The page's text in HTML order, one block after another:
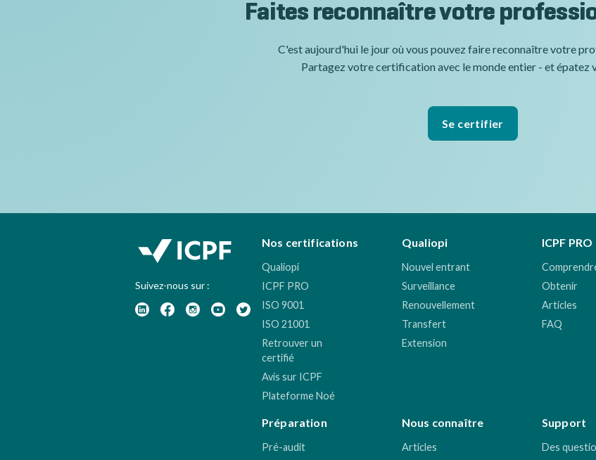
Faites reconnaître votre
C'est aujourd'hui le jour où vous pouvez faire reconnaître votre
Partagez votre certification avec le monde entier - et épatez
Se certifier
Suivez-nous sur :
Nos certifications
Qualiopi
ICPF PRO
ISO 9001
ISO 21001
Retrouver un
certifié
Avis sur ICPF
Plateforme Noé
Qualiopi
Nouvel entrant
Surveillance
Renouvellement
Transfert
Extension
ICPF PRO
Obtenir
Articles
FAQ
Préparation
Pré-audit
Nous connaître
Articles
Support
Des